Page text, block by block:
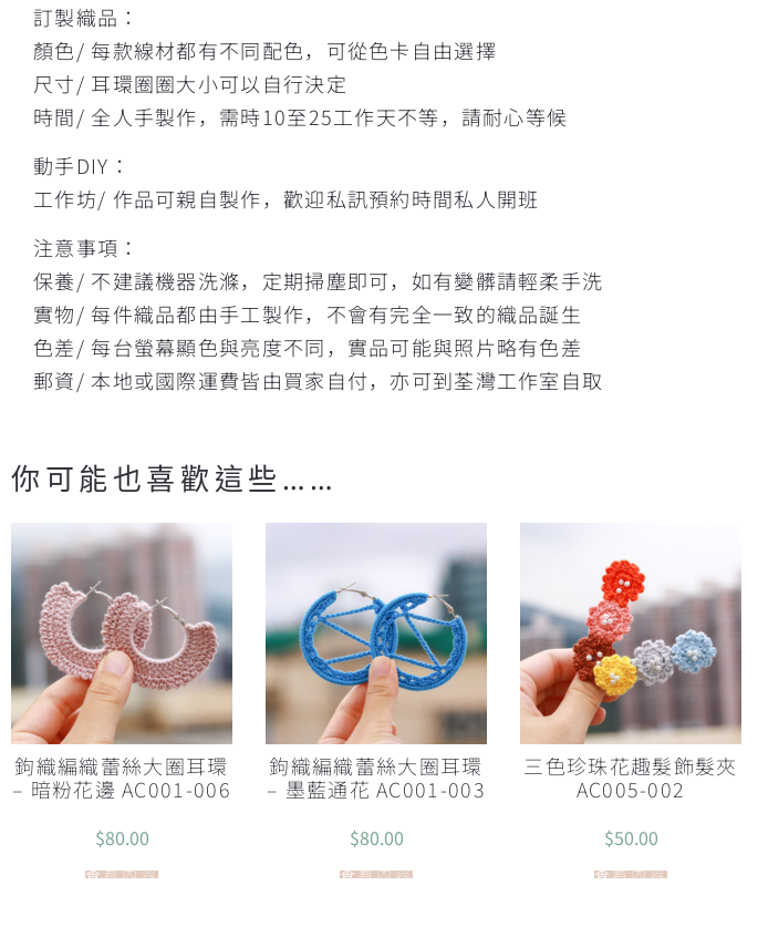
訂製織品：
顏色/ 每款線材都有不同配色，可從色卡自由選擇
尺寸/ 耳環圈圈大小可以自行決定
時間/ 全人手製作，需時10至25工作天不等，請耐心等候
動手DIY：
工作坊/ 作品可親自製作，歡迎私訊預約時間私人開班
注意事項：
保養/ 不建議機器洗滌，定期掃塵即可，如有變髒請輕柔手洗
實物/ 每件織品都由手工製作，不會有完全一致的織品誕生
色差/ 每台螢幕顯色與亮度不同，實品可能與照片略有色差
郵資/ 本地或國際運費皆由買家自付，亦可到荃灣工作室自取
你可能也喜歡這些……
鉤織編織蕾絲大圈耳環
– 暗粉花邊 AC001-006
$80.00
查看內容
鉤織編織蕾絲大圈耳環
– 墨藍通花 AC001-003
$80.00
查看內容
三色珍珠花趣髮飾髮夾
AC005-002
$50.00
查看內容